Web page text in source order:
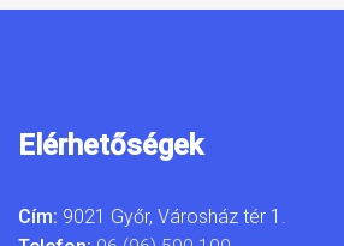
Elérhetőségek
Cím: 9021 Győr, Városház tér 1.